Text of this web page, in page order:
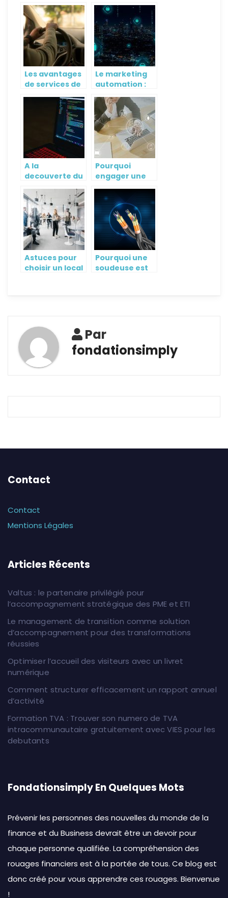
Les avantages
de services de
libre-services
Le marketing
automation :
avantages ?
A la
decouverte du
Saas
Pourquoi
engager une
referencement
naturel ?
Astuces pour
choisir un local
Pourquoi une
soudeuse est
Par
fondationsimply
Contact
Contact
Mentions Légales
Articles Récents
Valtus : le partenaire privilégié pour
l’accompagnement stratégique des PME et ETI
Le management de transition comme solution
d’accompagnement pour des transformations
réussies
Optimiser l’accueil des visiteurs avec un livret
numérique
Comment structurer efficacement un rapport annuel
d’activité
Formation TVA : Trouver son numero de TVA
intracommunautaire gratuitement avec VIES pour les
debutants
Fondationsimply En Quelques Mots
Prévenir les personnes des nouvelles du monde de la
finance et du Business devrait être un devoir pour
chaque personne qualifiée. La compréhension des
rouages financiers est à la portée de tous. Ce blog est
donc créé pour vous apprendre ces rouages. Bienvenue
!